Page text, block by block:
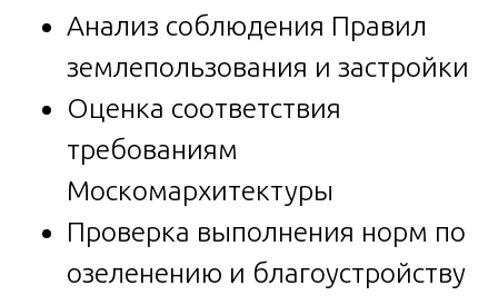
Анализ соблюдения Правил
землепользования и застройки
Оценка соответствия
требованиям
Москомархитектуры
Проверка выполнения норм по
озеленению и благоустройству